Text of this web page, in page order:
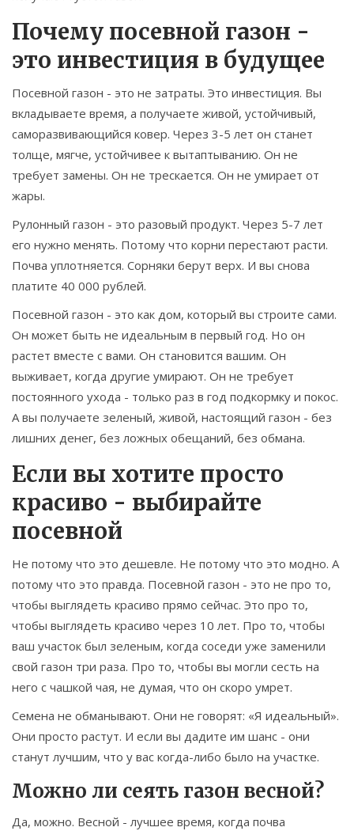
Почему посевной газон -
это инвестиция в будущее
Посевной газон - это не затраты. Это инвестиция. Вы
вкладываете время, а получаете живой, устойчивый,
саморазвивающийся ковер. Через 3-5 лет он станет
толще, мягче, устойчивее к вытаптыванию. Он не
требует замены. Он не трескается. Он не умирает от
жары.
Рулонный газон - это разовый продукт. Через 5-7 лет
его нужно менять. Потому что корни перестают расти.
Почва уплотняется. Сорняки берут верх. И вы снова
платите 40 000 рублей.
Посевной газон - это как дом, который вы строите сами.
Он может быть не идеальным в первый год. Но он
растет вместе с вами. Он становится вашим. Он
выживает, когда другие умирают. Он не требует
постоянного ухода - только раз в год подкормку и покос.
А вы получаете зеленый, живой, настоящий газон - без
лишних денег, без ложных обещаний, без обмана.
Если вы хотите просто
красиво - выбирайте
посевной
Не потому что это дешевле. Не потому что это модно. А
потому что это правда. Посевной газон - это не про то,
чтобы выглядеть красиво прямо сейчас. Это про то,
чтобы выглядеть красиво через 10 лет. Про то, чтобы
ваш участок был зеленым, когда соседи уже заменили
свой газон три раза. Про то, чтобы вы могли сесть на
него с чашкой чая, не думая, что он скоро умрет.
Семена не обманывают. Они не говорят: «Я идеальный».
Они просто растут. И если вы дадите им шанс - они
станут лучшим, что у вас когда-либо было на участке.
Можно ли сеять газон весной?
Да, можно. Весной - лучшее время, когда почва